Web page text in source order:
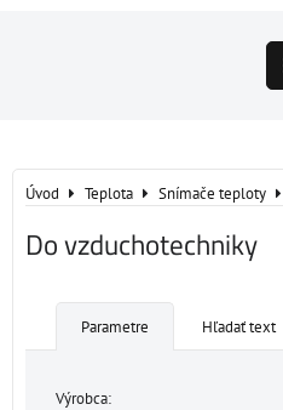
Úvod Teplota Snímače teploty
Do vzduchotechniky
Parametre Hľadať text
Výrobca: